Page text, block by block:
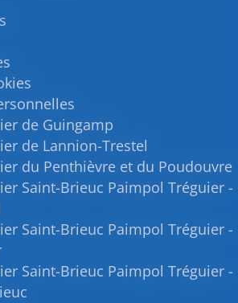
de Guingamp
de Lannion-Trestel
du Penthièvre et du Poudouvre
Saint-Brieuc Paimpol Tréguier -
Saint-Brieuc Paimpol Tréguier -
Saint-Brieuc Paimpol Tréguier -